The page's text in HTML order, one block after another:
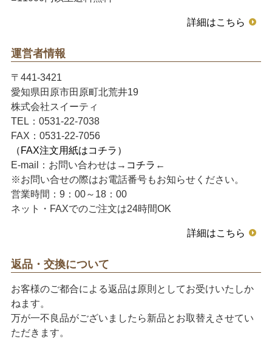
詳細はこちら
運営者情報
〒441-3421
愛知県田原市田原町北荒井19
株式会社スイーティ
TEL：0531-22-7038
FAX：0531-22-7056
（FAX注文用紙はコチラ）
E-mail：お問い合わせは→ コチラ ←
※お問い合せの際はお電話番号もお知らせください。
営業時間：9：00～18：00
ネット・FAXでのご注文は24時間OK
詳細はこちら
返品・交換について
お客様のご都合による返品は原則としてお受けいたしか
ねます。
万が一不良品がございましたら新品とお取替えさせてい
ただきます。